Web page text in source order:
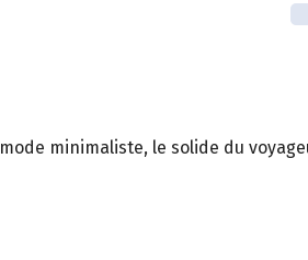
minimaliste, le solide du